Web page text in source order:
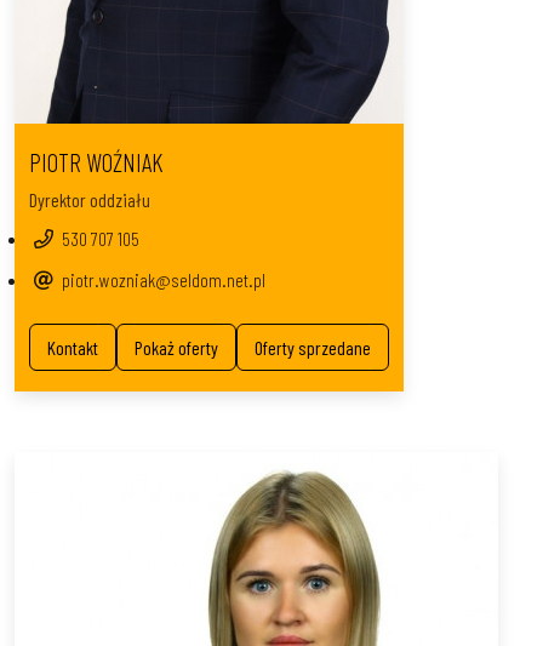
PIOTR WOŹNIAK
Dyrektor oddziału
530 707 105
piotr.wozniak@seldom.net.pl
Kontakt Pokaż oferty Oferty sprzedane